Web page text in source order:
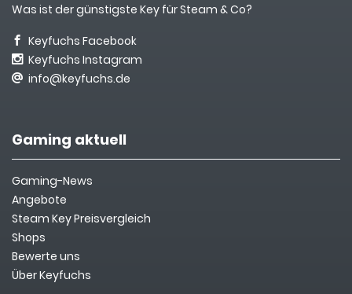
Was ist der günstigste Key für Steam & Co?
Keyfuchs Facebook
Keyfuchs Instagram
info@keyfuchs.de
Gaming aktuell
Gaming-News
Angebote
Steam Key Preisvergleich
Shops
Bewerte uns
Über Keyfuchs